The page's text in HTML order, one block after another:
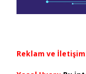
Reklam ve